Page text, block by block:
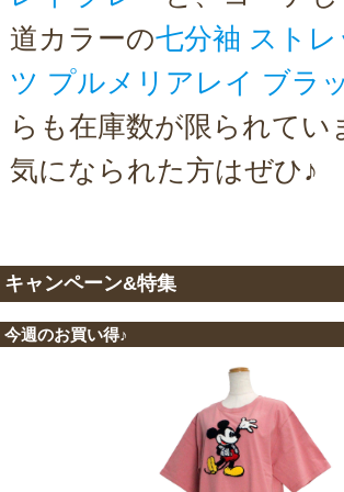
道カラーの七分袖 ストレ
ツ プルメリアレイ ブラ
らも在庫数が限られてい
気になられた方はぜひ♪
キャンペーン&特集
今週のお買い得♪